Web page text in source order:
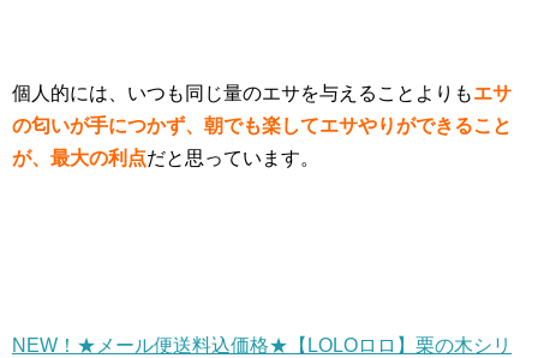
個人的には、いつも同じ量のエサを与えることよりもエサ
の匂いが手につかず、朝でも楽してエサやりができること
が、最大の利点だと思っています。
NEW！★メール便送料込価格★【LOLOロロ】栗の木シリ